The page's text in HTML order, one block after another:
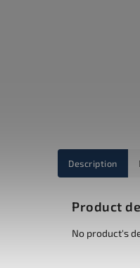
Description
Product
No product's